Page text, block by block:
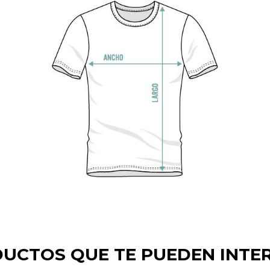
QUE TE PUEDEN